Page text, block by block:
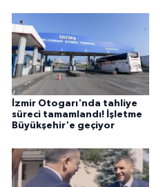
İzmir Otogarı'nda tahliye
süreci tamamlandı! İşletme
Büyükşehir'e geçiyor